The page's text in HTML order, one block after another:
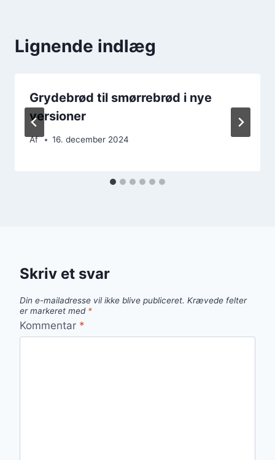
Lignende indlæg
Grydebrød til smørrebrød i nye
versioner
Af 16. december 2024
Skriv et svar
Din e-mailadresse vil ikke blive publiceret. Krævede felter
er markeret med *
Kommentar *